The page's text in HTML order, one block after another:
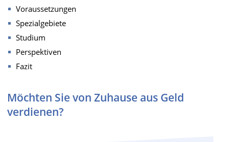
Voraussetzungen
Spezialgebiete
Studium
Perspektiven
Fazit
Möchten Sie von Zuhause aus Geld
verdienen?